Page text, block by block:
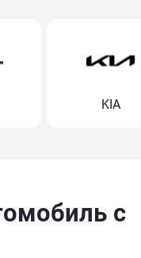
KIA
с